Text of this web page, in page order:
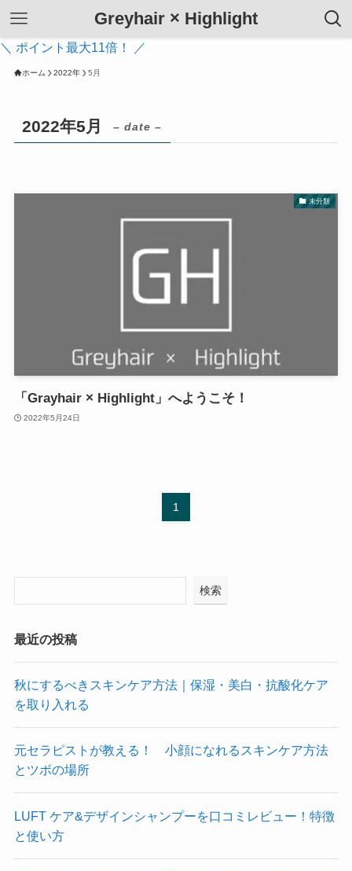
Greyhair × Highlight
＼ ポイント最大11倍！ ／
ホーム 2022年 5月
2022年5月 – date –
未分類
「Grayhair × Highlight」へようこそ！
2022年5月24日
1
検索
最近の投稿
秋にするべきスキンケア方法｜保湿・美白・抗酸化ケア
を取り入れる
元セラピストが教える！ 小顔になれるスキンケア方法
とツボの場所
LUFT ケア&デザインシャンプーを口コミレビュー！特徴
と使い方